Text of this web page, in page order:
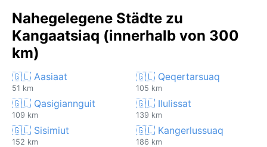
Nahegelegene Städte zu
Kangaatsiaq (innerhalb von 300
km)
🇬🇱 Aasiaat
51 km
🇬🇱 Qeqertarsuaq
105 km
🇬🇱 Qasigiannguit
109 km
🇬🇱 Ilulissat
139 km
🇬🇱 Sisimiut
152 km
🇬🇱 Kangerlussuaq
186 km